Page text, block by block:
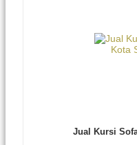
Jual Kursi